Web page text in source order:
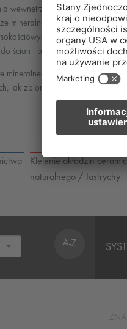
wewnętrznego, jak i
mineralne
i
ścian i podłóg.
mineralne
jak zbiorniki
Klejenie okładzin
naturalnego / Jastrychy
A-Z